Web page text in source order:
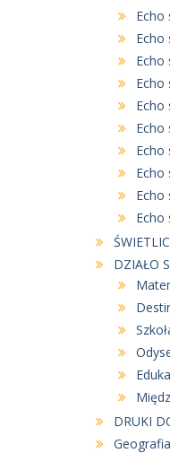
Echo
Echo
Echo
Echo
Echo
Echo
Echo
Echo
Echo
Echo
DZIAŁO
DRUKI
Geografia